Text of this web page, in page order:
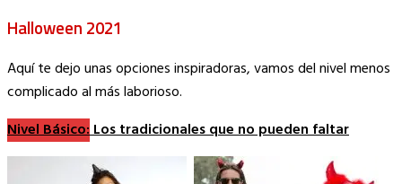
Halloween 2021
Aquí te dejo unas opciones inspiradoras, vamos del nivel menos
complicado al más laborioso.
Nivel Básico:Los tradicionales que no pueden faltar